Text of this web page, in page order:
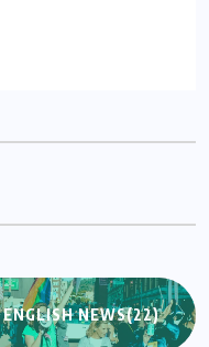
ENGLISH NEWS(22)